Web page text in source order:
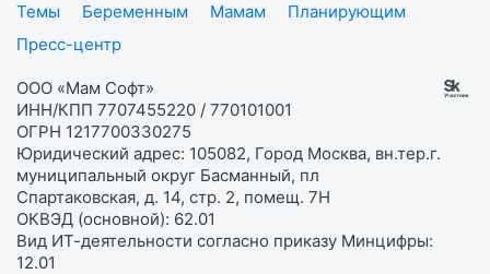
Темы
Беременным Мамам
Планирующим
Пресс-центр
ООО «Мам Софт»
ИНН/КПП 7707455220 / 770101001
ОГРН 1217700330275
Юридический адрес: 105082, Город Москва, вн.тер.г.
муниципальный округ Басманный, пл
Спартаковская, д. 14, стр. 2, помещ. 7Н
ОКВЭД (основной): 62.01
Вид ИТ-деятельности согласно приказу Минцифры:
12.01